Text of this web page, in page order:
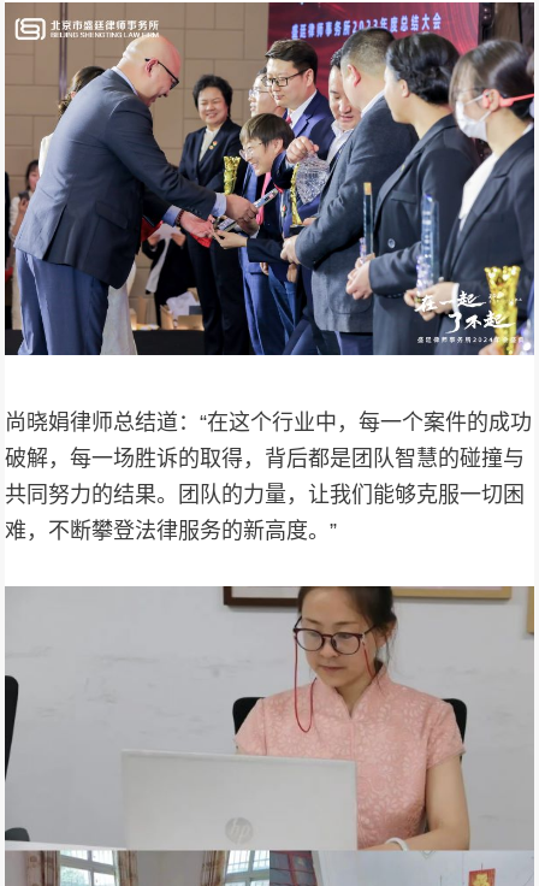
尚晓娟律师总结道：“在这个行业中，每一个案件的成功
破解，每一场胜诉的取得，背后都是团队智慧的碰撞与
共同努力的结果。团队的力量，让我们能够克服一切困
难，不断攀登法律服务的新高度。”